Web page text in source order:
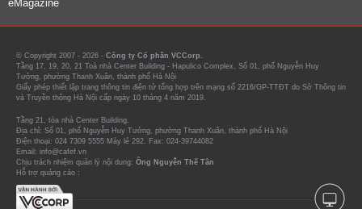
eMagazine
© Copyright 2007 - 2026 - Công ty Cổ phần VCCorp.
Tầng 17, 19, 20, 21 Toà nhà Center Building - Hapulico Complex, Số 01, phố Nguyễn Huy
Tưởng, phường Thanh Xuân, thành phố Hà Nội
Giấy phép thiết lập trang thông tin điện tử tổng hợp trên mạng số 2216/GP-TTĐT do Sở Thông tin
và Truyền thông Hà Nội cấp ngày 10 tháng 4 năm 2019.
Tầng 21, tòa nhà Center Building.
Địa chỉ: Số 01, phố Nguyễn Huy Tưởng, phường Thanh Xuân, thành phố Hà Nội
Điện thoại: 024 7309 5555 Máy lẻ 292. Fax: 024-39744082
Email: info@cafef.vn
Chịu trách nhiệm quản lý nội dung: Ông Nguyễn Thế Tân
Hỗ trợ quảng cáo :